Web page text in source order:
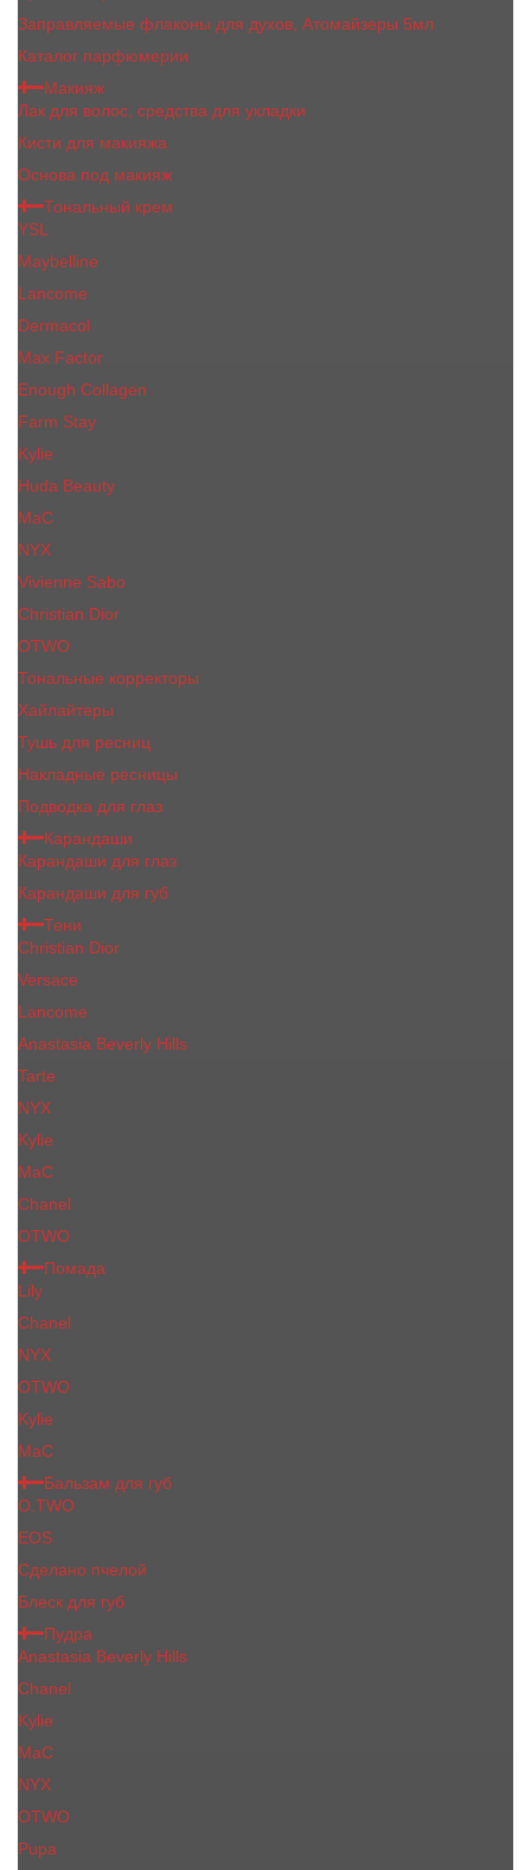
Заправляемые флаконы для духов, Атомайзеры 5мл
Каталог парфюмерии
Макияж
Лак для волос, средства для укладки
Кисти для макияжа
Основа под макияж
Тональный крем
YSL
Maybelline
Lancome
Dermacol
Max Factor
Enough Collagen
Farm Stay
Kylie
Huda Beauty
МаС
NYX
Vivienne Sabo
Сhristiаn Diоr
OTWO
Тональные корректоры
Хайлайтеры
Тушь для ресниц
Накладные ресницы
Подводка для глаз
Карандаши
Карандаши для глаз
Карандаши для губ
Тени
Christian Dior
Versace
Lancome
Anastasia Beverly Hills
Tarte
NYX
Kylie
MaC
Сhanеl
OTWO
Помада
Lily
Chanel
NYX
OTWO
Kylie
МаС
Бальзам для губ
O.TWO
EOS
Сделано пчелой
Блеск для губ
Пудра
Anastasia Beverly Hills
Chanel
Kylie
MaC
NYX
OTWO
Pupa